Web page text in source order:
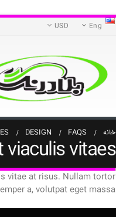
Eng
USD
خانه FAQS
DESIGN
vitaes?
vitae at risus. Nullam tortor
a, volutpat eget massa.